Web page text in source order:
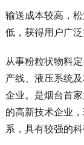
输送成本较高，
低，获得用户广泛
从事粉粒状物料
产线、液压系统
企业。是烟台首
的高新技术企业
系，具有较强的